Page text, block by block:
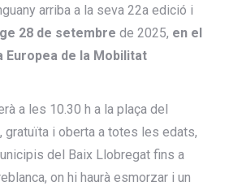
arriba a la seva 22a edició i
28 de setembre de 2025, en el
Europea de la Mobilitat
a les 10.30 h a la plaça del
gratuïta i oberta a totes les edats,
del Baix Llobregat fins a
on hi haurà esmorzar i un